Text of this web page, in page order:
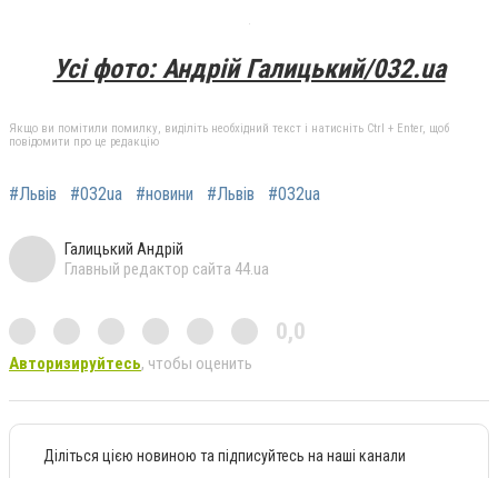
Усі фото: Андрій Галицький/032.ua
Якщо ви помітили помилку, виділіть необхідний текст і натисніть Ctrl + Enter, щоб
повідомити про це редакцію
#Львів #032ua #новини #Львів #032ua
Галицький Андрій
Главный редактор сайта 44.ua
0,0
Авторизируйтесь, чтобы оценить
Діліться цією новиною та підписуйтесь на наші канали